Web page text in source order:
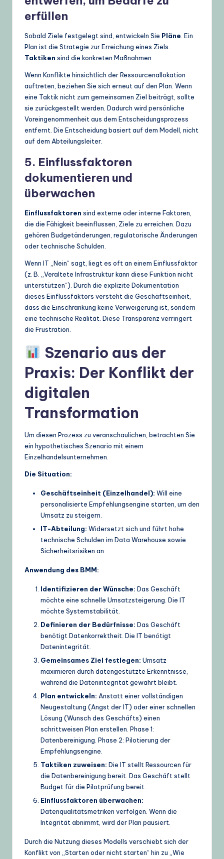
erfüllen
Sobald Ziele festgelegt sind, entwickeln Sie Pläne . Ein
Plan ist die Strategie zur Erreichung eines Ziels.
Taktiken sind die konkreten Maßnahmen.
Wenn Konflikte hinsichtlich der Ressourcenallokation
auftreten, beziehen Sie sich erneut auf den Plan. Wenn
eine Taktik nicht zum gemeinsamen Ziel beiträgt, sollte
sie zurückgestellt werden. Dadurch wird persönliche
Voreingenommenheit aus dem Entscheidungsprozess
entfernt. Die Entscheidung basiert auf dem Modell, nicht
auf dem Abteilungsleiter.
5. Einflussfaktoren
dokumentieren und
überwachen
Einflussfaktoren sind externe oder interne Faktoren,
die die Fähigkeit beeinflussen, Ziele zu erreichen. Dazu
gehören Budgetänderungen, regulatorische Änderungen
oder technische Schulden.
Wenn IT „Nein“ sagt, liegt es oft an einem Einflussfaktor
(z. B. „Veraltete Infrastruktur kann diese Funktion nicht
unterstützen“). Durch die explizite Dokumentation
dieses Einflussfaktors versteht die Geschäftseinheit,
dass die Einschränkung keine Verweigerung ist, sondern
eine technische Realität. Diese Transparenz verringert
die Frustration.
Szenario aus der
Praxis: Der Konflikt der
digitalen
Transformation
Um diesen Prozess zu veranschaulichen, betrachten Sie
ein hypothetisches Szenario mit einem
Einzelhandelsunternehmen.
Die Situation:
Geschäftseinheit (Einzelhandel): Will eine
personalisierte Empfehlungsengine starten, um den
Umsatz zu steigern.
IT-Abteilung: Widersetzt sich und führt hohe
technische Schulden im Data Warehouse sowie
Sicherheitsrisiken an.
Anwendung des BMM:
Identifizieren der Wünsche: Das Geschäft
möchte eine schnelle Umsatzsteigerung. Die IT
möchte Systemstabilität.
Definieren der Bedürfnisse: Das Geschäft
benötigt Datenkorrektheit. Die IT benötigt
Datenintegrität.
Gemeinsames Ziel festlegen: Umsatz
maximieren durch datengestützte Erkenntnisse,
während die Datenintegrität gewahrt bleibt.
Plan entwickeln: Anstatt einer vollständigen
Neugestaltung (Angst der IT) oder einer schnellen
Lösung (Wunsch des Geschäfts) einen
schrittweisen Plan erstellen. Phase 1:
Datenbereinigung. Phase 2: Pilotierung der
Empfehlungsengine.
Taktiken zuweisen: Die IT stellt Ressourcen für
die Datenbereinigung bereit. Das Geschäft stellt
Budget für die Pilotprüfung bereit.
Einflussfaktoren überwachen:
Datenqualitätsmetriken verfolgen. Wenn die
Integrität abnimmt, wird der Plan pausiert.
Durch die Nutzung dieses Modells verschiebt sich der
Konflikt von „Starten oder nicht starten“ hin zu „Wie